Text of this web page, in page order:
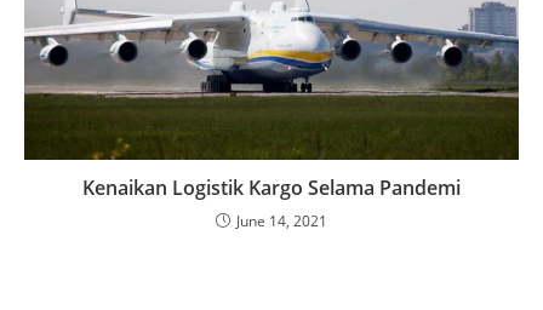
Kenaikan Logistik Kargo Selama Pandemi
June 14, 2021